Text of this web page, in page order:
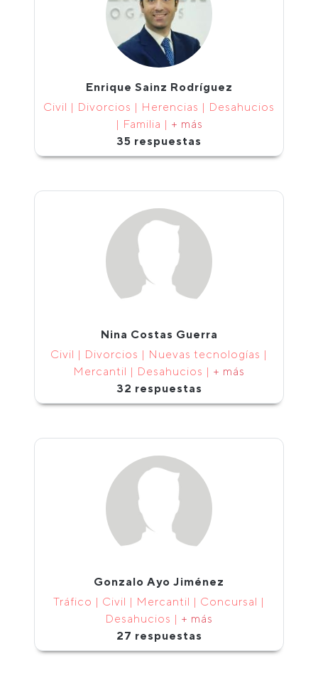
Enrique Sainz Rodríguez
Civil | Divorcios | Herencias | Desahucios
| Familia | + más
35 respuestas
Nina Costas Guerra
Civil | Divorcios | Nuevas tecnologías |
Mercantil | Desahucios | + más
32 respuestas
Gonzalo Ayo Jiménez
Tráfico | Civil | Mercantil | Concursal |
Desahucios | + más
27 respuestas